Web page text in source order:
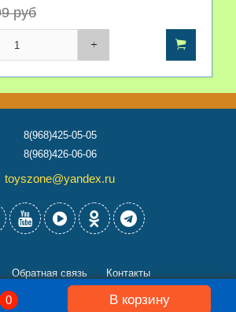
руб
8(968)425-05-05
8(968)426-06-06
toyszone@yandex.ru
Обратная связь Контакты
0 В корзину